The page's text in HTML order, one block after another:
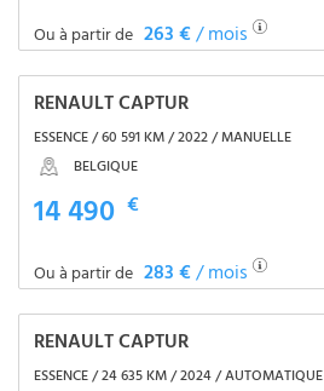
Ou à partir de 263 €/ mois
RENAULT CAPTUR
ESSENCE / 60 591 KM / 2022 / MANUELLE
BELGIQUE
14 490 €
Ou à partir de 283 €/ mois
RENAULT CAPTUR
ESSENCE / 24 635 KM / 2024 / AUTOMATIQUE